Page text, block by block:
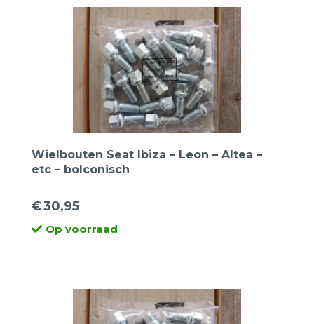
Wielbouten Seat Ibiza – Leon – Altea –
etc – bolconisch
€30,95
Op voorraad